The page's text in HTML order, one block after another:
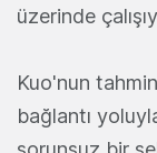
üzerinde
Kuo'nun
bağlantı